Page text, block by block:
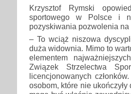
Krzysztof Rymski
sportowego w Polsce i
pozyskiwania pozwolenia na
– To wciąż niszowa
duża widownia. Mimo to
elementem
Związek Strzelectwa
licencjonowanych
osobom, które nie